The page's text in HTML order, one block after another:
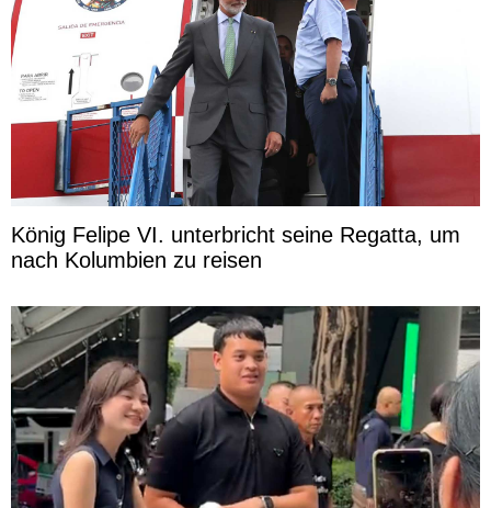
König Felipe VI. unterbricht seine Regatta, um
nach Kolumbien zu reisen